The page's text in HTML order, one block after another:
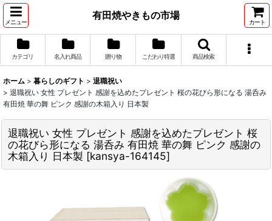
メニュー
有田焼やきもの市場
カート
カテゴリ 名入れ商品 贈り物 こだわり特選 商品検索
ホーム > 暮らしのギフト > 退職祝い
> 退職祝い 女性 プレゼント 感謝を込めたプレゼント 桜の花びら形になる 湯呑み
有田焼 華の舞 ピンク 感謝の木箱入り 日本製
退職祝い 女性 プレゼント 感謝を込めたプレゼント 桜
の花びら形になる 湯呑み 有田焼 華の舞 ピンク 感謝の
木箱入り 日本製 [kansya-164145]